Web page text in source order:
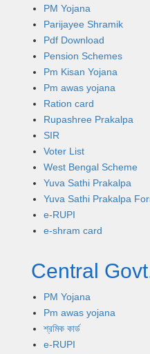
PM Yojana
Parijayee Shramik
Pdf Download
Pension Schemes
Pm Kisan Yojana
Pm awas yojana
Ration card
Rupashree Prakalpa
SIR
Voter List
West Bengal Scheme
Yuva Sathi Prakalpa
Yuva Sathi Prakalpa
e-RUPI
e-shram card
Central
PM Yojana
Pm awas yojana
শ্রমিক কার্ড
e-RUPI